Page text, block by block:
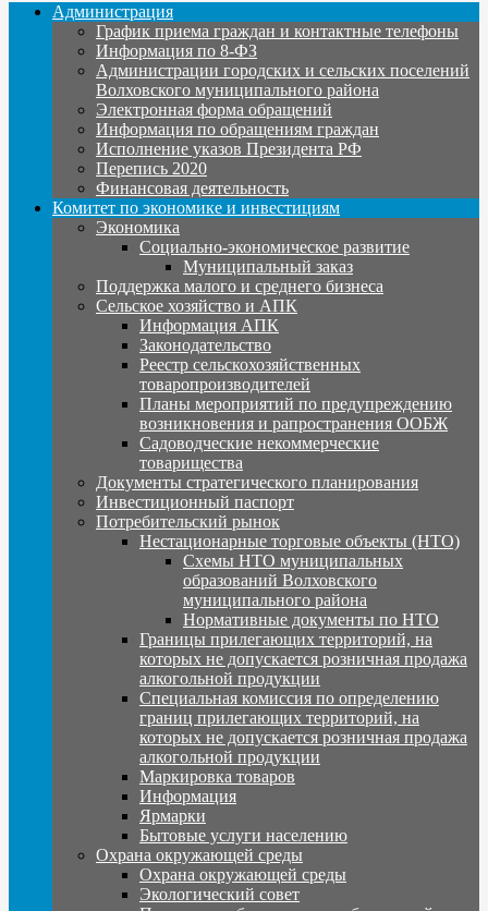
Администрация
График приема граждан и контактные телефоны
Информация по 8-ФЗ
Администрации городских и сельских поселений
Волховского муниципального района
Электронная форма обращений
Информация по обращениям граждан
Исполнение указов Президента РФ
Перепись 2020
Финансовая деятельность
Комитет по экономике и инвестициям
Экономика
Социально-экономическое развитие
Муниципальный заказ
Поддержка малого и среднего бизнеса
Сельское хозяйство и АПК
Информация АПК
Законодательство
Реестр сельскохозяйственных
товаропроизводителей
Планы мероприятий по предупреждению
возникновения и рапространения ООБЖ
Садоводческие некоммерческие
товарищества
Документы стратегического планирования
Инвестиционный паспорт
Потребительский рынок
Нестационарные торговые объекты (НТО)
Схемы НТО муниципальных
образований Волховского
муниципального района
Нормативные документы по НТО
Границы прилегающих территорий, на
которых не допускается розничная продажа
алкогольной продукции
Специальная комиссия по определению
границ прилегающих территорий, на
которых не допускается розничная продажа
алкогольной продукции
Маркировка товаров
Информация
Ярмарки
Бытовые услуги населению
Охрана окружающей среды
Охрана окружающей среды
Экологический совет